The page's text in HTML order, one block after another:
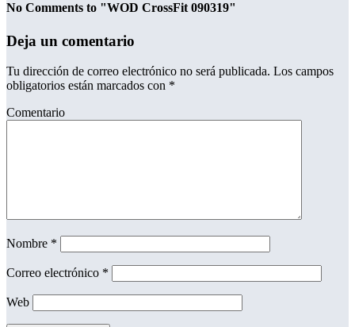
No Comments to "WOD CrossFit 090319"
Deja un comentario
Tu dirección de correo electrónico no será publicada. Los campos
obligatorios están marcados con *
Comentario
Nombre *
Correo electrónico *
Web